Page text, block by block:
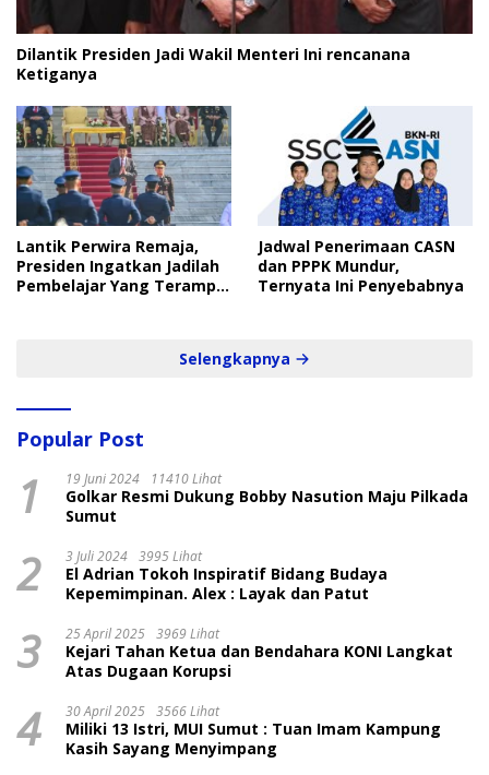
Dilantik Presiden Jadi Wakil Menteri Ini rencanana
Ketiganya
Lantik Perwira Remaja,
Presiden Ingatkan Jadilah
Pembelajar Yang Terampil
Jadwal Penerimaan CASN
dan PPPK Mundur,
Ternyata Ini Penyebabnya
Selengkapnya
Popular Post
1 19 Juni 2024 11410 Lihat
Golkar Resmi Dukung Bobby Nasution Maju Pilkada
Sumut
2 3 Juli 2024 3995 Lihat
El Adrian Tokoh Inspiratif Bidang Budaya
Kepemimpinan. Alex : Layak dan Patut
3 25 April 2025 3969 Lihat
Kejari Tahan Ketua dan Bendahara KONI Langkat
Atas Dugaan Korupsi
4 30 April 2025 3566 Lihat
Miliki 13 Istri, MUI Sumut : Tuan Imam Kampung
Kasih Sayang Menyimpang